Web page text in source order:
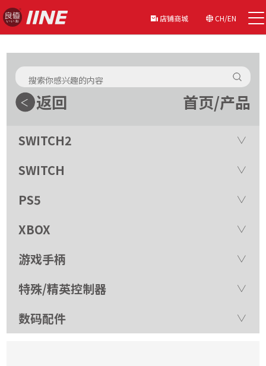
店铺商城 CH/EN
返回 首页/产品
SWITCH2
SWITCH
PS5
XBOX
游戏手柄
特殊/精英控制器
数码配件